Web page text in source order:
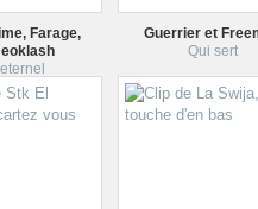
Farage,
eternel
Guerrier et
Qui sert